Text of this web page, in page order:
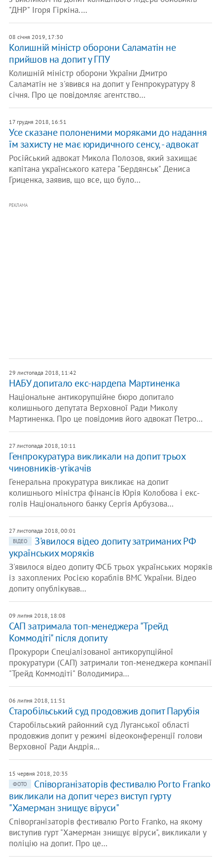
"ДНР" Ігоря Гіркіна.…
08 січня 2019, 17:30
Колишній міністр оборони Саламатін не
прийшов на допит у ГПУ
Колишній міністр оборони України Дмитро
Саламатін не з'явився на допит у Генпрокуратуру 8
січня. Про це повідомляє агентство…
17 грудня 2018, 16:51
Усе сказане полоненими моряками до надання
їм захисту не має юридичного сенсу, - адвокат
Російський адвокат Микола Полозов, який захищає
капітана українського катера "Бердянськ" Дениса
Гриценка, заявив, що все, що було…
РЕКЛАМА
29 листопада 2018, 11:42
НАБУ допитало екс-нардепа Мартиненка
Національне антикорупційне бюро допитало
колишнього депутата Верховної Ради Миколу
Мартиненка. Про це повідомив його адвокат Петро…
27 листопада 2018, 10:11
Генпрокуратура викликали на допит трьох
чиновників-утікачів
Генеральна прокуратура викликає на допит
колишнього міністра фінансів Юрія Колобова і екс-
голів Національного банку Сергія Арбузова…
27 листопада 2018, 00:01
ВІДЕО
З'явилося відео допиту затриманих РФ
українських моряків
З'явилося відео допиту ФСБ трьох українських моряків
із захоплених Росією кораблів ВМС України. Відео
допиту опублікував…
09 липня 2018, 18:08
САП затримала топ-менеджера "Трейд
Коммодіті" після допиту
Прокурори Спеціалізованої антикорупційної
прокуратури (САП) затримали топ-менеджера компанії
"Трейд Коммодіті" Володимира…
06 липня 2018, 11:51
Старобільський суд продовжив допит Парубія
Старобільський районний суд Луганської області
продовжив допит у режимі відеоконференції голови
Верховної Ради Андрія…
15 червня 2018, 20:35
ФОТО
Співорганізаторів фестивалю Рorto Franko
викликали на допит через виступ гурту
"Хамерман знищує віруси"
Співорганізаторів фестивалю Porto Franko, на якому
виступив гурт "Хамерман знищує віруси", викликали у
поліцію на допит. Про це…